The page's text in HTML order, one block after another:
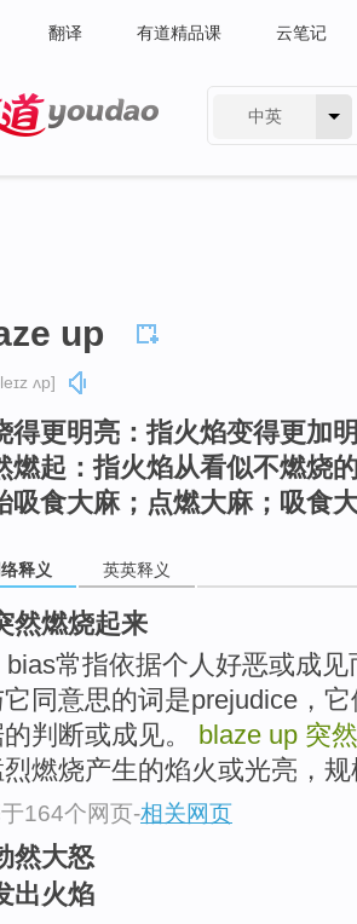
翻译 有道精品课 云笔记
中英
up
ʌp]
得更明亮：指火焰变得更加
燃起：指火焰从看似不燃烧
吸食大麻；点燃大麻；吸食
释义 英英释义
然燃烧起来
bias常指依据个人好恶或成
同意思的词是prejudice，
判断或成见。
blaze up 突
燃烧产生的焰火或光亮，
164个网页-相关网页
然大怒
出火焰